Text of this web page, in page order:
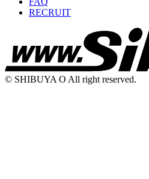
RECRUIT
© SHIBUYA O All right reserved.